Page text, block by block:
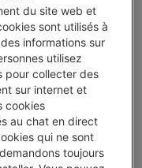
SWITCH PRO
du site web et
sont utilisés à
informations sur
utilisez
pour collecter des
sur internet et
cookies
au chat en direct
qui ne sont
toujours